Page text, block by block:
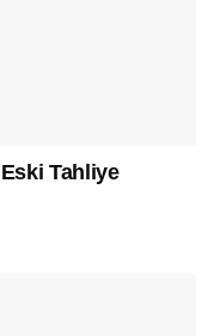
Tahliye